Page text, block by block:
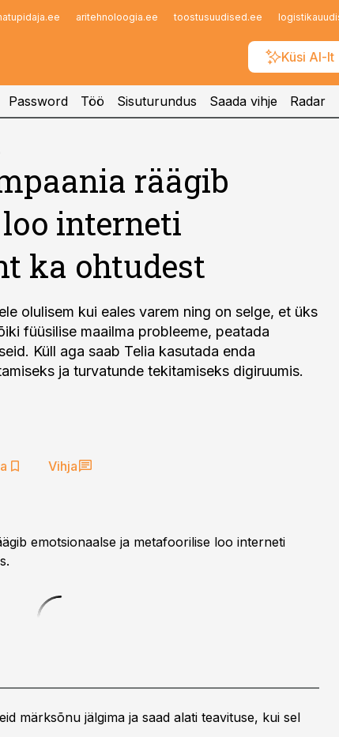
aritehnoloogia.ee toostusuudised.ee
Küsi AI-lt
Password Töö Sisuturundus Saada vihje Radar
räägib
interneti
ka ohtudest
olulisem kui eales varem ning on selge, et üks
füüsilise maailma probleeme, peatada
Küll aga saab Telia kasutada enda
ja turvatunde tekitamiseks digiruumis.
Vihja
emotsionaalse ja metafoorilise loo interneti
märksõnu jälgima ja saad alati teavituse, kui sel